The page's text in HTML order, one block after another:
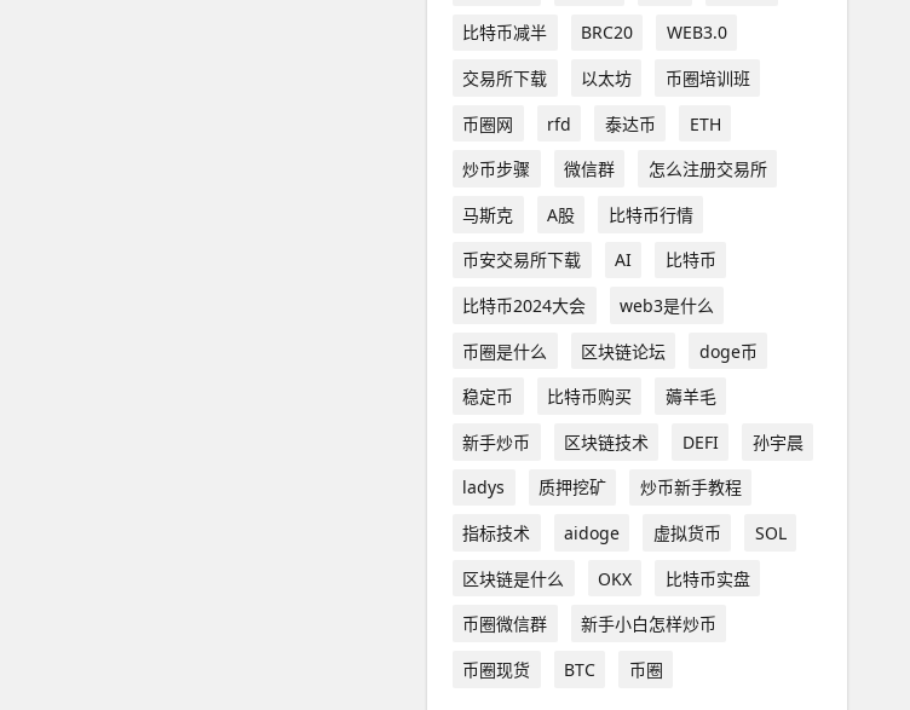
比特币减半
BRC20
WEB3.0
交易所下载
以太坊
币圈培训班
币圈网
rfd 泰达币
ETH
炒币步骤
微信群
怎么注册交易所
马斯克
A股
比特币行情
币安交易所下载
AI
比特币
比特币2024大会
web3是什么
币圈是什么
区块链论坛
doge币
稳定币
比特币购买
薅羊毛
新手炒币
区块链技术 DEFI
孙宇晨
ladys
质押挖矿
炒币新手教程
指标技术
aidoge 虚拟货币
SOL
区块链是什么
OKX
比特币实盘
币圈微信群
新手小白怎样炒币
币圈现货
BTC 币圈